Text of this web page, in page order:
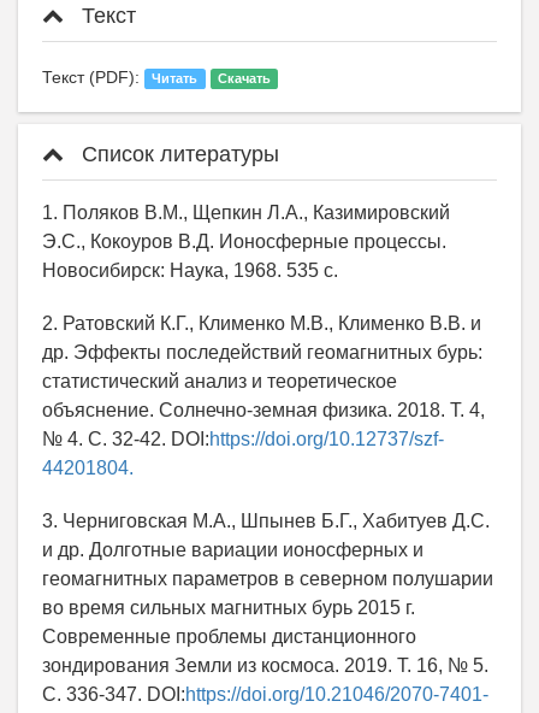
Текст
Текст (PDF): Читать Скачать
Список литературы
1. Поляков В.М., Щепкин Л.А., Казимировский
Э.С., Кокоуров В.Д. Ионосферные процессы.
Новосибирск: Наука, 1968. 535 с.
2. Ратовский К.Г., Клименко М.В., Клименко В.В. и
др. Эффекты последействий геомагнитных бурь:
статистический анализ и теоретическое
объяснение. Солнечно-земная физика. 2018. Т. 4,
№ 4. С. 32-42. DOI:https://doi.org/10.12737/szf-
44201804.
3. Черниговская М.А., Шпынев Б.Г., Хабитуев Д.С.
и др. Долготные вариации ионосферных и
геомагнитных параметров в северном полушарии
во время сильных магнитных бурь 2015 г.
Современные проблемы дистанционного
зондирования Земли из космоса. 2019. Т. 16, № 5.
С. 336-347. DOI:https://doi.org/10.21046/2070-7401-